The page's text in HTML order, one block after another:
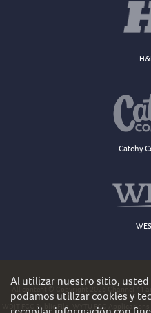
Catchy
All content © Copyright 2026 Channel 41
WDJT FCC Public File
WYTU FCC Applications
Al utilizar nuestro sitio,
podamos utilizar cookies y